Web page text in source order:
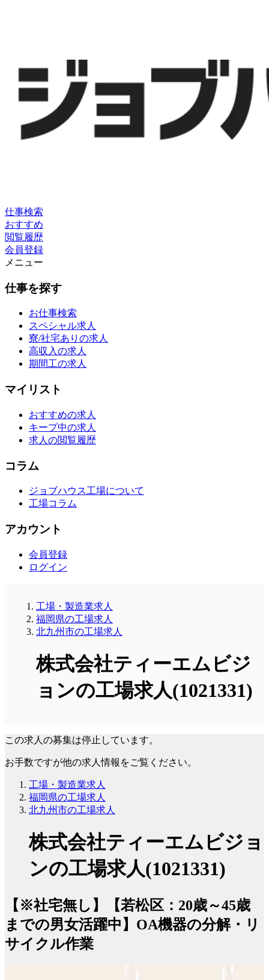
仕事検索
おすすめ
閲覧履歴
会員登録
メニュー
仕事を探す
お仕事検索
スペシャル求人
寮/社宅ありの求人
高収入の求人
期間工の求人
マイリスト
おすすめの求人
キープ中の求人
求人の閲覧履歴
コラム
ジョブハウス工場について
工場コラム
アカウント
会員登録
ログイン
工場・製造業求人
福岡県の工場求人
北九州市の工場求人
株式会社ティーエムビジ
ョンの工場求人(1021331)
この求人の募集は停止しています。
お手数ですが他の求人情報をご覧ください。
工場・製造業求人
福岡県の工場求人
北九州市の工場求人
株式会社ティーエムビジョ
ンの工場求人(1021331)
【※社宅無し】【若松区：20歳～45歳
までの男女活躍中】OA機器の分解・リ
サイクル作業